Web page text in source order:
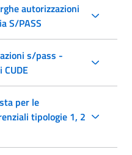
autorizzazioni
S/PASS
s/pass -
per le
tipologie 1, 2